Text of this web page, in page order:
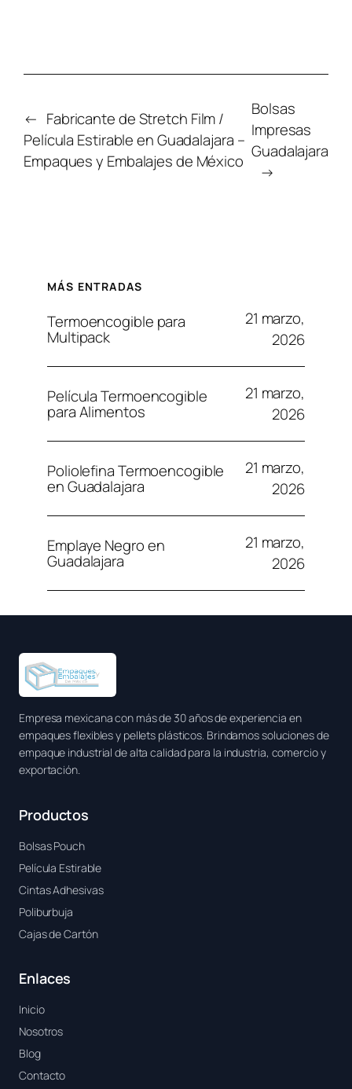
← Fabricante de Stretch Film /
Película Estirable en Guadalajara –
Empaques y Embalajes de México
Bolsas
Impresas
Guadalajara
→
MÁS ENTRADAS
Termoencogible para
Multipack
21 marzo,
2026
Película Termoencogible
para Alimentos
21 marzo,
2026
Poliolefina Termoencogible
en Guadalajara
21 marzo,
2026
Emplaye Negro en
Guadalajara
21 marzo,
2026
Empresa mexicana con más de 30 años de experiencia en
empaques flexibles y pellets plásticos. Brindamos soluciones de
empaque industrial de alta calidad para la industria, comercio y
exportación.
Productos
Bolsas Pouch
Película Estirable
Cintas Adhesivas
Poliburbuja
Cajas de Cartón
Enlaces
Inicio
Nosotros
Blog
Contacto